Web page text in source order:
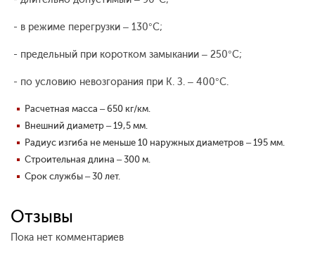
- в режиме перегрузки – 130°С;
- предельный при коротком замыкании – 250°С;
- по условию невозгорания при К. З. – 400°С.
Расчетная масса – 650 кг/км.
Внешний диаметр – 19,5 мм.
Радиус изгиба не меньше 10 наружных диаметров – 195 мм.
Строительная длина – 300 м.
Срок службы – 30 лет.
Отзывы
Пока нет комментариев